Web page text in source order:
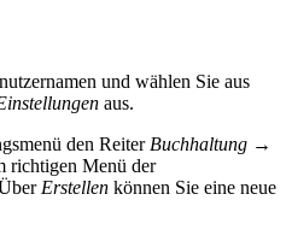
und wählen Sie aus
aus.
den Reiter Buchhaltung →
richtigen Menü der
Erstellen können Sie eine neue